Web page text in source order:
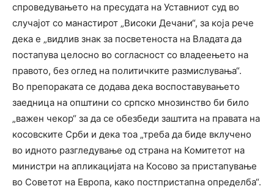
спроведувањето на пресудата на Уставниот суд во
случајот со манастирот „Високи Дечани“, за која рече
дека е „видлив знак за посветеноста на Владата да
постапува целосно во согласност со владеењето на
правото, без оглед на политичките размислувања“.
Во препораката се додава дека воспоставувањето
заедница на општини со српско мнозинство би било
„важен чекор“ за да се обезбеди заштита на правата на
косовските Срби и дека тоа „треба да биде вклучено
во идното разгледување од страна на Комитетот на
министри на апликацијата на Косово за пристапување
во Советот на Европа, како постпристапна определба“.